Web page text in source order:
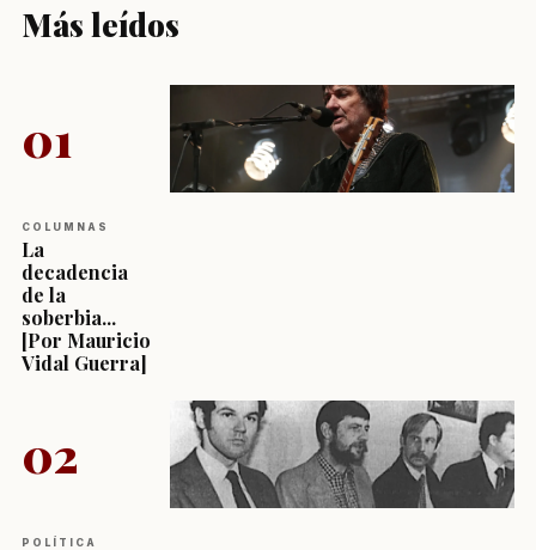
Más leídos
01
COLUMNAS
La
decadencia
de la
soberbia...
[Por Mauricio
Vidal Guerra]
02
POLÍTICA